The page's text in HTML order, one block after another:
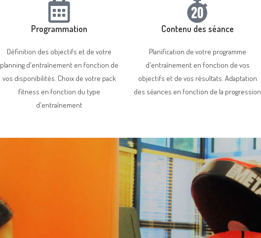
Programmation
Définition des objectifs et de votre
planning d'entraînement en fonction de
vos disponibilités. Choix de votre pack
fitness en fonction du type
d'entraînement
Contenu des séance
Planification de votre programme
d'entraînement en fonction de vos
objectifs et de vos résultats. Adaptation
des séances en fonction de la progression